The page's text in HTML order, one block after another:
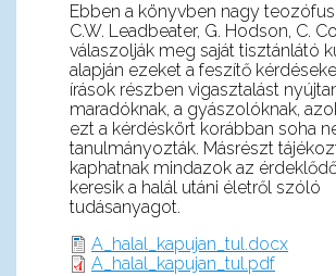
Ebben a könyvben nagy
C.W. Leadbeater, G. Hodson, C.
válaszolják meg saját tisztánlátó
alapján ezeket a feszítő
írások részben vigasztalást
maradóknak, a gyászolóknak,
ezt a kérdéskört korábban soha
tanulmányozták. Másrészt
kaphatnak mindazok az
keresik a halál utáni életről szóló
tudásanyagot.
A_halal_kapujan_tul.docx
A_halal_kapujan_tul.pdf